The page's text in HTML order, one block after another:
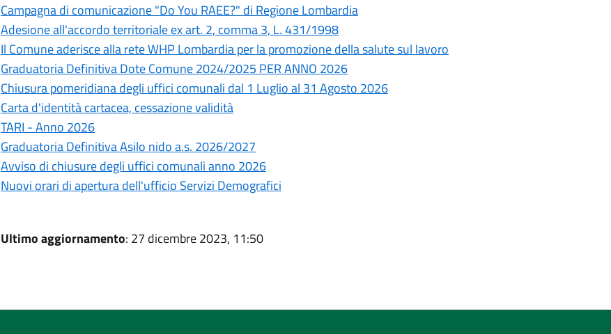
Campagna di comunicazione "Do You RAEE?" di Regione Lombardia
Adesione all'accordo territoriale ex art. 2, comma 3, L. 431/1998
Il Comune aderisce alla rete WHP Lombardia per la promozione della salute sul lavoro
Graduatoria Definitiva Dote Comune 2024/2025 PER ANNO 2026
Chiusura pomeridiana degli uffici comunali dal 1 Luglio al 31 Agosto 2026
Carta d'identità cartacea, cessazione validità
TARI - Anno 2026
Graduatoria Definitiva Asilo nido a.s. 2026/2027
Avviso di chiusure degli uffici comunali anno 2026
Nuovi orari di apertura dell'ufficio Servizi Demografici
Ultimo aggiornamento: 27 dicembre 2023, 11:50